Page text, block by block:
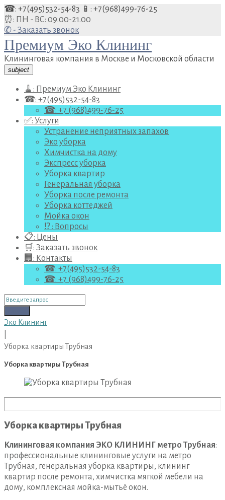
Перейти
к
содержанию
☎: +7(495)532-54-83 📱: +7(968)499-76-25
⏰: ПН - ВС: 09.00-21.00
✆ - Заказать звонок
Премиум Эко Клининг
Клининговая компания в Москве и Московской области
subject
🧹: Премиум Эко Клининг
☎: +7(495)532-54-83
☎: +7 (968)499-76-25
✅: Услуги
Устранение неприятных запахов
Эко уборка
Химчистка на дому
Экспресс уборка
Уборка квартир
Генеральная уборка
Уборка после ремонта
Уборка коттеджей
Мойка окон
⁉ : Вопросы
📋: Цены
🛒: Заказать звонок
🏢: Контакты
☎: +7(495)532-54-83
☎: +7 (968)499-76-25
Поиск
для:
Эко Клининг
Уборка квартиры Трубная
Уборка квартиры Трубная
Уборка квартиры Трубная
Клининговая компания ЭКО КЛИНИНГ метро Трубная:
профессиональные клининговые услуги на метро
Трубная, генеральная уборка квартиры, клининг
квартир после ремонта, химчистка мягкой мебели на
дому, комплексная мойка-мытьё окон.